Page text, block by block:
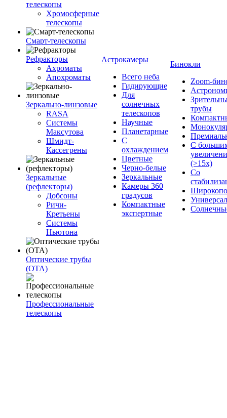
телескопы
Хромосферные
телескопы
Смарт-телескопы
Рефракторы
Ахроматы
Апохроматы
Зеркально-линзовые
RASA
Системы
Максутова
Шмидт-
Кассегрены
Зеркальные
(рефлекторы)
Добсоны
Ричи-
Кретьены
Системы
Ньютона
Оптические трубы
(OTA)
Профессиональные
телескопы
Астрокамеры
Всего неба
Гидирующие
Для
солнечных
телескопов
Научные
Планетарные
С
охлаждением
Цветные
Черно-белые
Зеркальные
Камеры 360
градусов
Компактные
экспертные
Бинокли
Zoom-
трубы
С
(>15x)
Со